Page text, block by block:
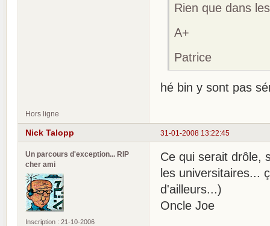
Rien que dans
A+
Patrice
hé bin y sont pas
Hors ligne
31-01-2008 13:22:45
Nick Talopp
Un parcours d'exception... RIP
cher ami
Inscription : 21-10-2006
Ce qui serait drôle,
les universitaires...
d'ailleurs...)
Oncle Joe